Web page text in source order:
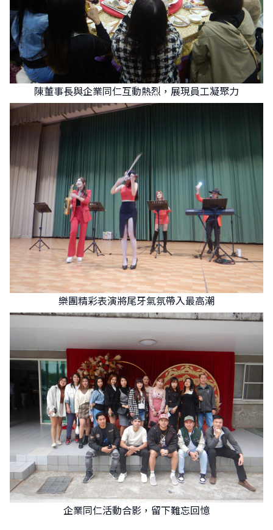
陳董事長與企業同仁互動熱烈，展現員工凝聚力
樂團精彩表演將尾牙氣氛帶入最高潮
企業同仁活動合影，留下難忘回憶